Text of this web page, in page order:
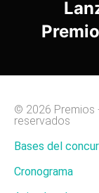
© 2026 Premios
reservados
Bases del
Cronograma